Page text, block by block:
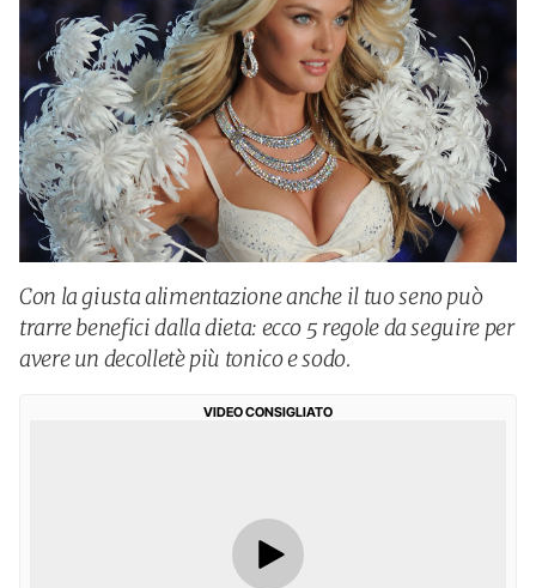
Con la giusta alimentazione anche il tuo seno può
trarre benefici dalla dieta: ecco 5 regole da seguire per
avere un decolletè più tonico e sodo.
VIDEO CONSIGLIATO